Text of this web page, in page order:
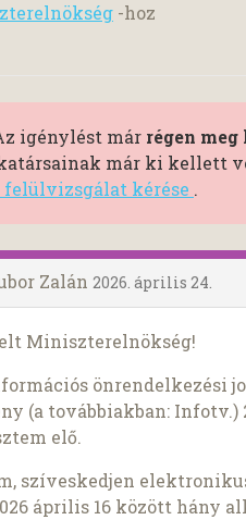
-hoz
igénylést már régen
már ki kellett
felülvizsgálat kérése .
Zalán 2026. április 24.
Miniszterelnökség!
önrendelkezési
(a továbbiakban: Infotv.)
elő.
szíveskedjen
április 16 között hány